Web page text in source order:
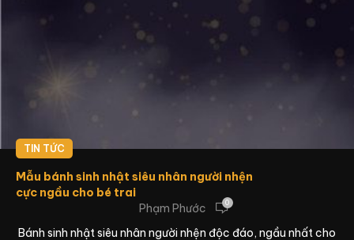
TIN TỨC
Mẫu bánh sinh nhật siêu nhân người nhện
cực ngầu cho bé trai
Phạm Phước
0
Bánh sinh nhật siêu nhân người nhện độc đáo, ngầu nhất cho